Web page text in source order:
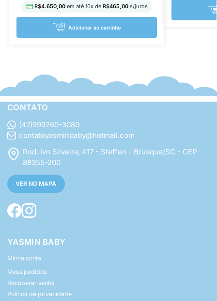
R$4.650,00 em até 10x de R$465,00s/juros
Adicionar ao carrinho
CONTATO
(47)999260-3080
contatoyasminbaby@hotmail.com
Rod. Ivo Silveira, 417 - Steffen - Brusque/SC - CEP
88355-200
VER NO MAPA
YASMIN BABY
Minha conta
Meus pedidos
Recuperar senha
Política de privacidade